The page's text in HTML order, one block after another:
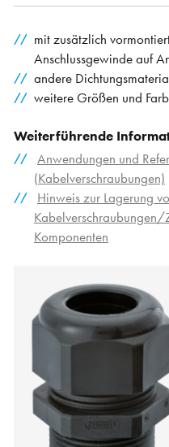
mit zusätzlich
Anschlussgewinde auf
andere
weitere Größen und
Weiterführende
Anwendungen und
(Kabelverschraubungen)
Hinweis zur Lagerung
Kabelverschraubungen/
Komponenten